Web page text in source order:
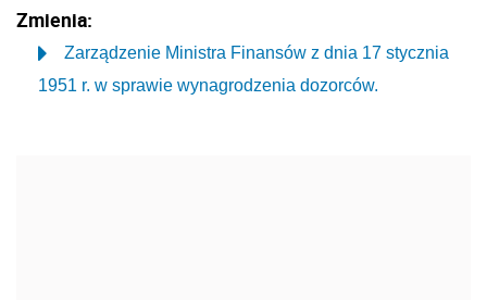
Zmienia:
Zarządzenie Ministra Finansów z dnia 17 stycznia
1951 r. w sprawie wynagrodzenia dozorców.